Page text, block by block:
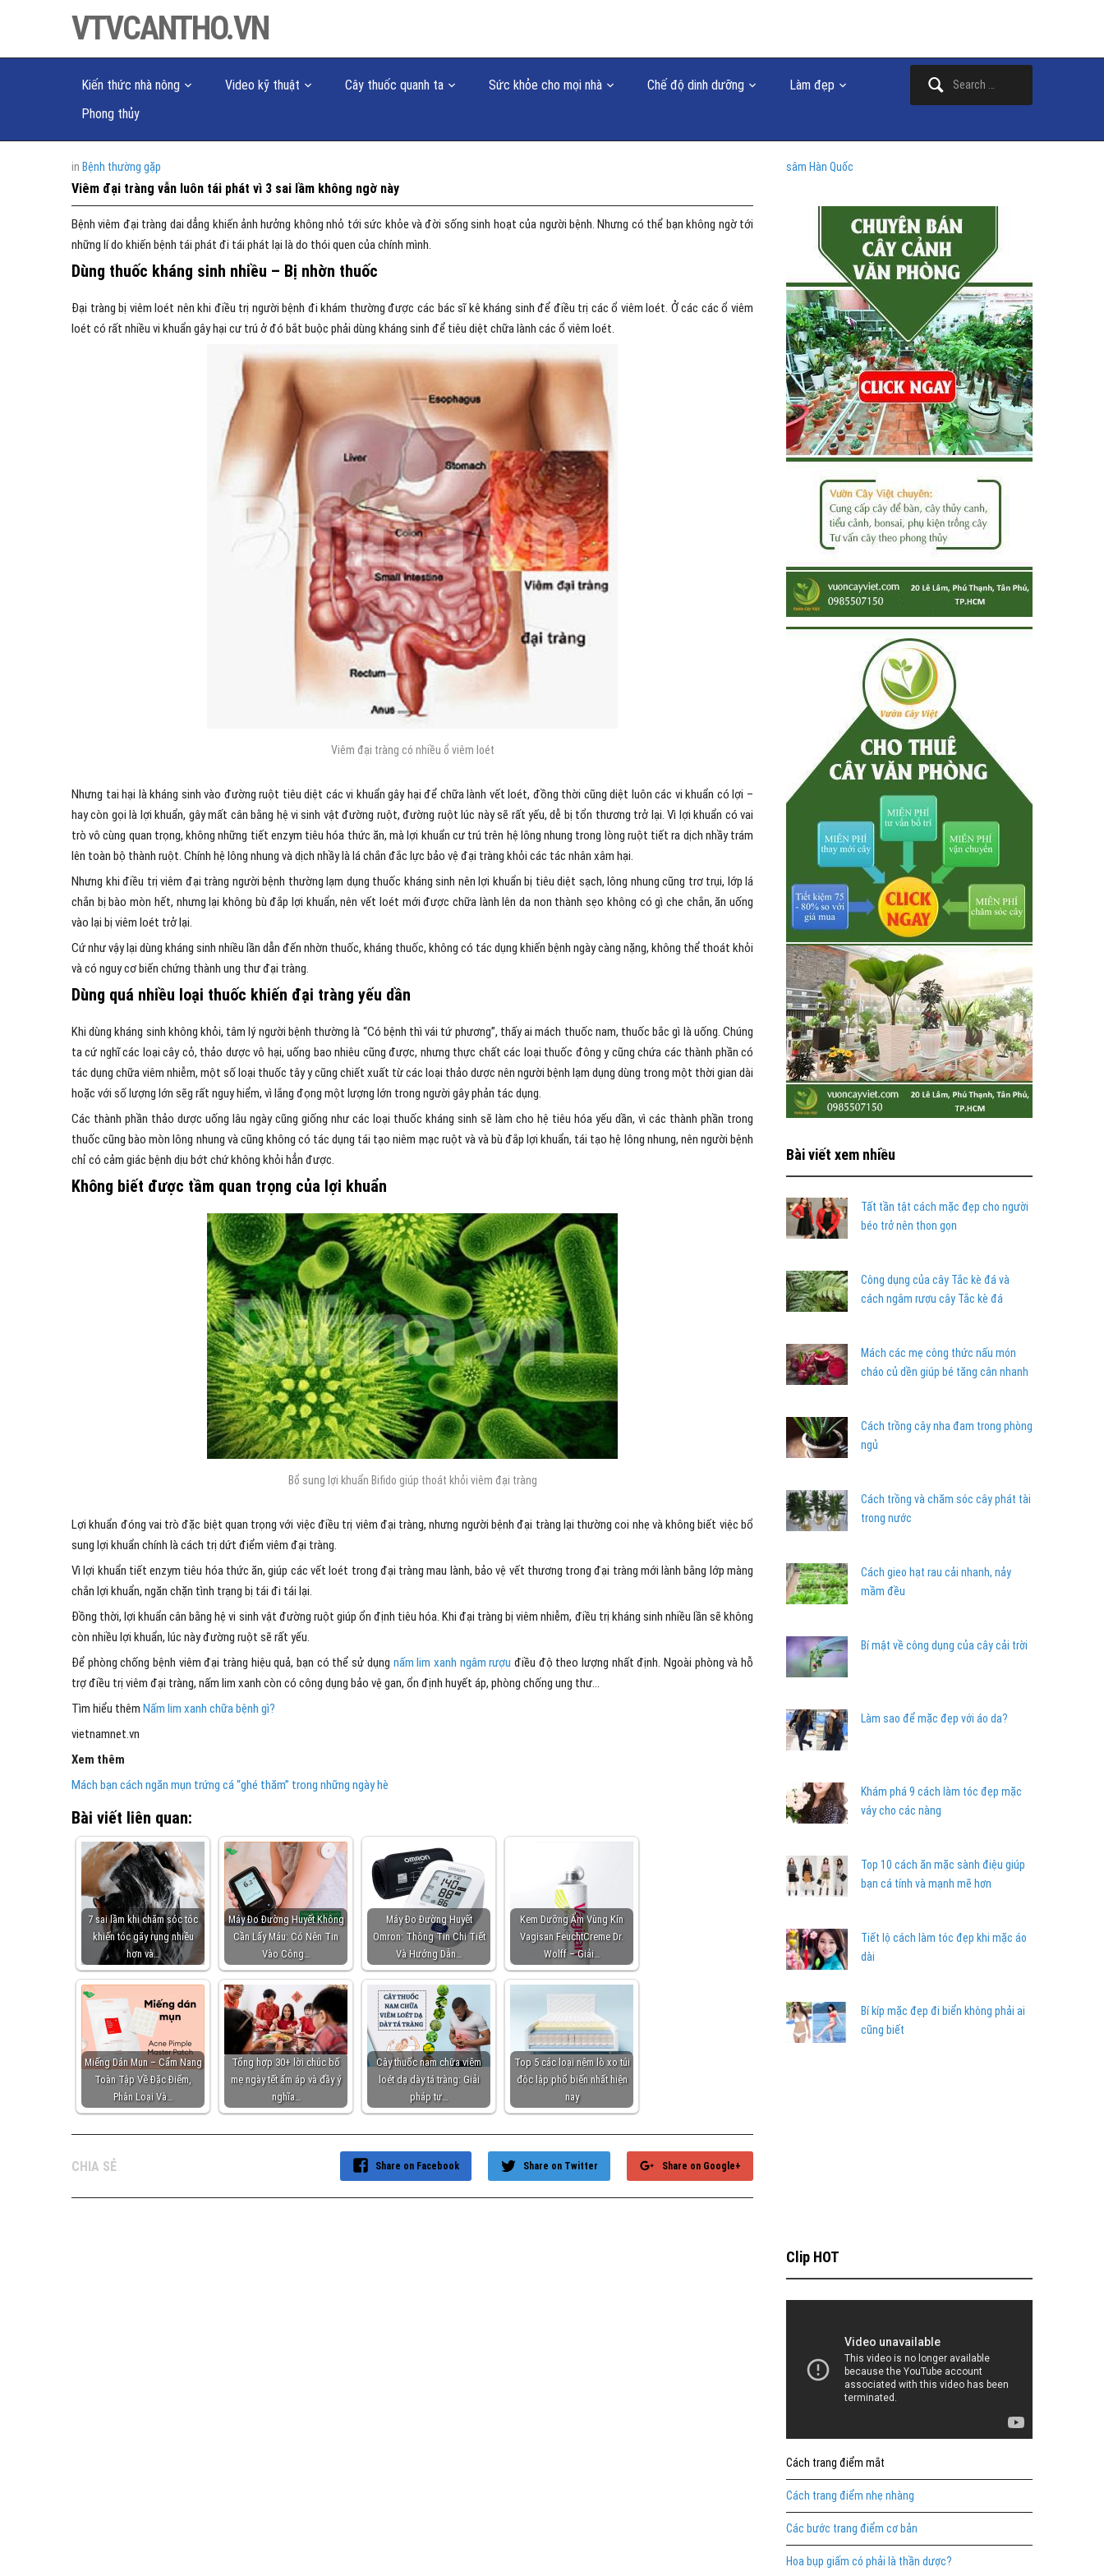
VTVCANTHO.VN
Kiến thức nhà nông Video kỹ thuật Cây thuốc quanh ta Sức khỏe cho mọi nhà Chế độ dinh dưỡng
Làm đẹp
Phong thủy
in Bệnh thường gặp
Viêm đại tràng vẫn luôn tái phát vì 3 sai lầm không ngờ này
Bệnh viêm đại tràng dai dẳng khiến ảnh hưởng không nhỏ tới sức khỏe và đời sống sinh hoạt của người bệnh. Nhưng có thể bạn không ngờ tới
những lí do khiến bệnh tái phát đi tái phát lại là do thói quen của chính mình.
Dùng thuốc kháng sinh nhiều – Bị nhờn thuốc
Đại tràng bị viêm loét nên khi điều trị người bệnh đi khám thường được các bác sĩ kê kháng sinh để điều trị các ổ viêm loét. Ở các các ổ viêm
loét có rất nhiều vi khuẩn gây hại cư trú ở đó bắt buộc phải dùng kháng sinh để tiêu diệt chữa lành các ổ viêm loét.
Viêm đại tràng có nhiều ổ viêm loét
Nhưng tai hại là kháng sinh vào đường ruột tiêu diệt các vi khuẩn gây hại để chữa lành vết loét, đồng thời cũng diệt luôn các vi khuẩn có lợi –
hay còn gọi là lợi khuẩn, gây mất cân bằng hệ vi sinh vật đường ruột, đường ruột lúc này sẽ rất yếu, dễ bị tổn thương trở lại. Vì lợi khuẩn có vai
trò vô cùng quan trọng, không những tiết enzym tiêu hóa thức ăn, mà lợi khuẩn cư trú trên hệ lông nhung trong lòng ruột tiết ra dịch nhầy trám
lên toàn bộ thành ruột. Chính hệ lông nhung và dịch nhầy là lá chắn đắc lực bảo vệ đại tràng khỏi các tác nhân xâm hại.
Nhưng khi điều trị viêm đại tràng người bệnh thường lạm dụng thuốc kháng sinh nên lợi khuẩn bị tiêu diệt sạch, lông nhung cũng trơ trụi, lớp lá
chắn bị bào mòn hết, nhưng lại không bù đắp lợi khuẩn, nên vết loét mới được chữa lành lên da non thành sẹo không có gì che chắn, ăn uống
vào lại bị viêm loét trở lại.
Cứ như vậy lại dùng kháng sinh nhiều lần dẫn đến nhờn thuốc, kháng thuốc, không có tác dụng khiến bệnh ngày càng nặng, không thể thoát khỏi
và có nguy cơ biến chứng thành ung thư đại tràng.
Dùng quá nhiều loại thuốc khiến đại tràng yếu dần
Khi dùng kháng sinh không khỏi, tâm lý người bệnh thường là “Có bệnh thì vái tứ phương”, thấy ai mách thuốc nam, thuốc bắc gì là uống. Chúng
ta cứ nghĩ các loại cây cỏ, thảo dược vô hại, uống bao nhiêu cũng được, nhưng thực chất các loại thuốc đông y cũng chứa các thành phần có
tác dụng chữa viêm nhiễm, một số loại thuốc tây y cũng chiết xuất từ các loại thảo dược nên người bệnh lạm dụng dùng trong một thời gian dài
hoặc với số lượng lớn sẽg rất nguy hiểm, vì lắng đọng một lượng lớn trong người gây phản tác dụng.
Các thành phần thảo dược uống lâu ngày cũng giống như các loại thuốc kháng sinh sẽ làm cho hệ tiêu hóa yếu dần, vì các thành phần trong
thuốc cũng bào mòn lông nhung và cũng không có tác dụng tái tạo niêm mạc ruột và và bù đắp lợi khuẩn, tái tạo hệ lông nhung, nên người bệnh
chỉ có cảm giác bệnh dịu bớt chứ không khỏi hẳn được.
Không biết được tầm quan trọng của lợi khuẩn
Bổ sung lợi khuẩn Bifido giúp thoát khỏi viêm đại tràng
Lợi khuẩn đóng vai trò đặc biệt quan trọng với việc điều trị viêm đại tràng, nhưng người bệnh đại tràng lại thường coi nhẹ và không biết việc bổ
sung lợi khuẩn chính là cách trị dứt điểm viêm đại tràng.
Vì lợi khuẩn tiết enzym tiêu hóa thức ăn, giúp các vết loét trong đại tràng mau lành, bảo vệ vết thương trong đại tràng mới lành bằng lớp màng
chắn lợi khuẩn, ngăn chặn tình trạng bị tái đi tái lại.
Đồng thời, lợi khuẩn cân bằng hệ vi sinh vật đường ruột giúp ổn định tiêu hóa. Khi đại tràng bị viêm nhiễm, điều trị kháng sinh nhiều lần sẽ không
còn nhiều lợi khuẩn, lúc này đường ruột sẽ rất yếu.
Để phòng chống bệnh viêm đại tràng hiệu quả, bạn có thể sử dụng nấm lim xanh ngâm rượu điều độ theo lượng nhất định. Ngoài phòng và hỗ
trợ điều trị viêm đại tràng, nấm lim xanh còn có công dụng bảo vệ gan, ổn định huyết áp, phòng chống ung thư…
Tìm hiểu thêm Nấm lim xanh chữa bệnh gì?
vietnamnet.vn
Xem thêm
Mách bạn cách ngăn mụn trứng cá “ghé thăm” trong những ngày hè
Bài viết liên quan:
7 sai lầm khi chăm sóc tóc
khiến tóc gãy rụng nhiều
hơn và…
Máy Đo Đường Huyết Không
Cần Lấy Máu: Có Nên Tin
Vào Công…
Máy Đo Đường Huyết
Omron: Thông Tin Chi Tiết
Và Hướng Dẫn…
Kem Dưỡng Ẩm Vùng Kín
Vagisan FeuchtCreme Dr.
Wolff – Giải…
Miếng Dán Mụn – Cẩm Nang
Toàn Tập Về Đặc Điểm,
Phân Loại Và…
Tổng hợp 30+ lời chúc bố
mẹ ngày tết ấm áp và đầy ý
nghĩa…
Cây thuốc nam chữa viêm
loét dạ dày tá tràng: Giải
pháp tự…
Top 5 các loại nệm lò xo túi
độc lập phổ biến nhất hiện
nay
CHIA SẺ Share on Google+
Share on Twitter
Share on Facebook
sâm Hàn Quốc
Bài viết xem nhiều
Tất tần tật cách mặc đẹp cho người
béo trở nên thon gọn
Công dụng của cây Tắc kè đá và
cách ngâm rượu cây Tắc kè đá
Mách các mẹ công thức nấu món
cháo củ dền giúp bé tăng cân nhanh
Cách trồng cây nha đam trong phòng
ngủ
Cách trồng và chăm sóc cây phát tài
trong nước
Cách gieo hạt rau cải nhanh, nảy
mầm đều
Bí mật về công dụng của cây cải trời
Làm sao để mặc đẹp với áo da?
Khám phá 9 cách làm tóc đẹp mặc
váy cho các nàng
Top 10 cách ăn mặc sành điệu giúp
bạn cá tính và mạnh mẽ hơn
Tiết lộ cách làm tóc đẹp khi mặc áo
dài
Bí kíp mặc đẹp đi biển không phải ai
cũng biết
Clip HOT
Cách trang điểm mắt
Cách trang điểm nhẹ nhàng
Các bước trang điểm cơ bản
Hoa bụp giấm có phải là thần dược?